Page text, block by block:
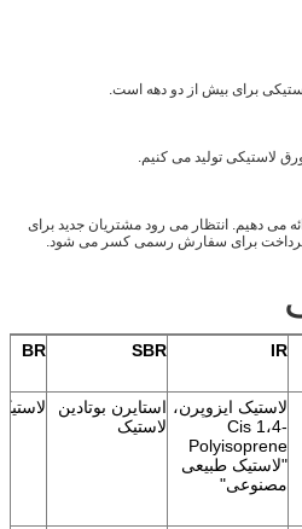
می دهیم. انتظار می رود مشتریان جدید برای
از پرداخت برای سفارش رسمی کسر می شود.
IR
SBR
BR
لاستیک ایزوپرن،
Cis 1،4-
Polyisoprene
"لاستیک طبیعی
مصنوعی"
استایرن بوتادین
لاستیک